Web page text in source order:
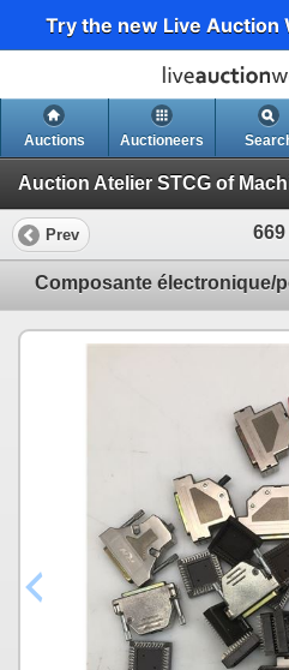
Try the new Live Auction
Auctions Auctioneers
Prev 669
Composante électronique/